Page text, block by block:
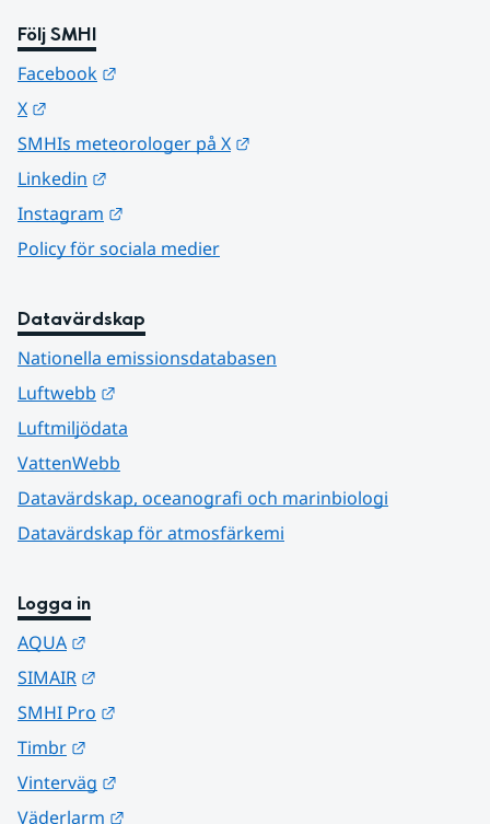
Följ SMHI
Facebook
X
SMHIs meteorologer på X
Linkedin
Instagram
Policy för sociala medier
Datavärdskap
Nationella emissionsdatabasen
Luftwebb
Luftmiljödata
VattenWebb
Datavärdskap, oceanografi och marinbiologi
Datavärdskap för atmosfärkemi
Logga in
AQUA
SIMAIR
SMHI Pro
Timbr
Vinterväg
Väderlarm